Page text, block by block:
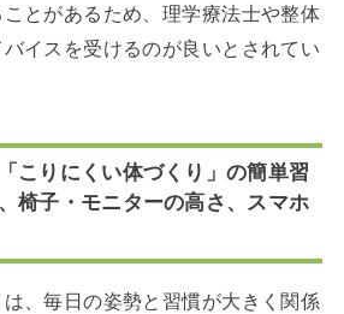
とがあるため、理学療法士や整体
イスを受けるのが良いとされてい
こりにくい体づくり」の簡単習
椅子・モニターの高さ、スマホ
は、毎日の姿勢と習慣が大きく関係